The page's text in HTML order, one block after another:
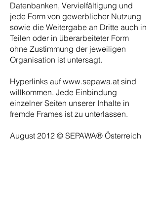
Datenbanken, Vervielfältigung und
jede Form von gewerblicher Nutzung
sowie die Weitergabe an Dritte auch in
Teilen oder in überarbeiteter Form
ohne Zustimmung der jeweiligen
Organisation ist untersagt.
Hyperlinks auf www.sepawa.at sind
willkommen. Jede Einbindung
einzelner Seiten unserer Inhalte in
fremde Frames ist zu unterlassen.
August 2012 © SEPAWA® Österreich